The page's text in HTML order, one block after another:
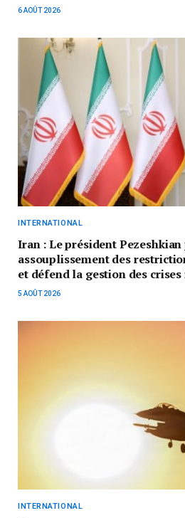
6 AOÛT 2026
INTERNATIONAL
Iran : Le président
assouplissement des
et défend la gestion des
5 AOÛT 2026
INTERNATIONAL